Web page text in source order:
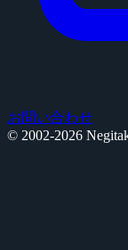
お問い合わせ
© 2002-2026